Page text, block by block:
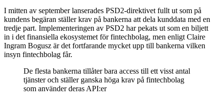
I mitten av september lanserades PSD2-direktivet fullt ut som på
kundens begäran ställer krav på bankerna att dela kunddata med en
tredje part. Implementeringen av PSD2 har pekats ut som en biljett
in i det finansiella ekosystemet för fintechbolag, men enligt Claire
Ingram Bogusz är det fortfarande mycket upp till bankerna vilken
insyn fintechbolag får.
De flesta bankerna tillåter bara access till ett visst antal
tjänster och ställer ganska höga krav på fintechbolag
som använder deras API:er